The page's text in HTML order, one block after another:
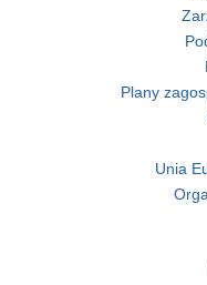
Plany
Unia